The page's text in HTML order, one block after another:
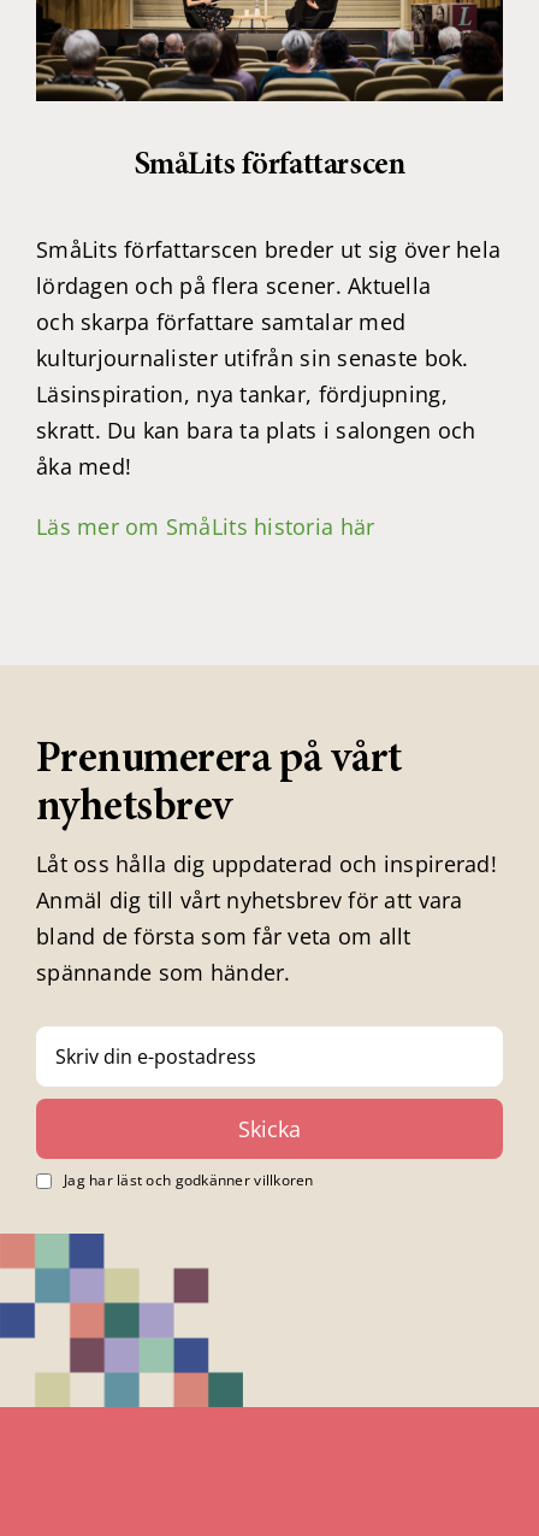
SmåLits författarscen
SmåLits författarscen breder ut sig över hela
lördagen och på flera scener. Aktuella
och skarpa författare samtalar med
kulturjournalister utifrån sin senaste bok.
Läsinspiration, nya tankar, fördjupning,
skratt. Du kan bara ta plats i salongen och
åka med!
Läs mer om SmåLits historia här
Prenumerera på vårt
nyhetsbrev
Låt oss hålla dig uppdaterad och inspirerad!
Anmäl dig till vårt nyhetsbrev för att vara
bland de första som får veta om allt
spännande som händer.
Jag har läst och godkänner villkoren